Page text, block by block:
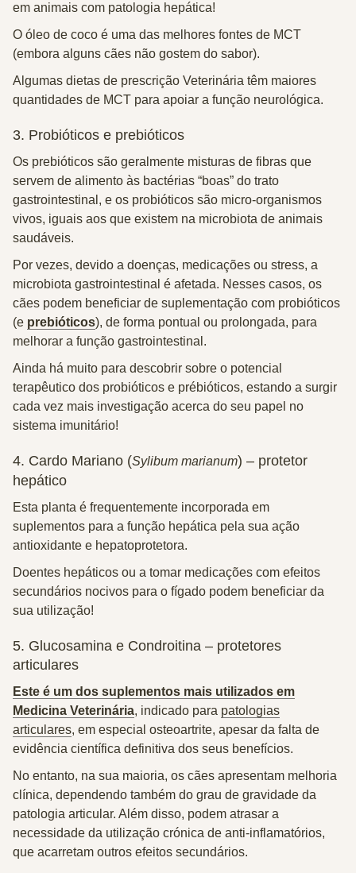
em animais com patologia hepática!
O óleo de coco é uma das melhores fontes de MCT
(embora alguns cães não gostem do sabor).
Algumas dietas de prescrição Veterinária têm maiores
quantidades de MCT para apoiar a função neurológica.
3. Probióticos e prebióticos
Os prebióticos são geralmente misturas de fibras que
servem de alimento às bactérias “boas” do trato
gastrointestinal, e os probióticos são micro-organismos
vivos, iguais aos que existem na microbiota de animais
saudáveis.
Por vezes, devido a doenças, medicações ou stress, a
microbiota gastrointestinal é afetada. Nesses casos, os
cães podem beneficiar de suplementação com probióticos
(e prebióticos), de forma pontual ou prolongada, para
melhorar a função gastrointestinal.
Ainda há muito para descobrir sobre o potencial
terapêutico dos probióticos e prébióticos, estando a surgir
cada vez mais investigação acerca do seu papel no
sistema imunitário!
4. Cardo Mariano (Sylibum marianum) – protetor
hepático
Esta planta é frequentemente incorporada em
suplementos para a função hepática pela sua ação
antioxidante e hepatoprotetora.
Doentes hepáticos ou a tomar medicações com efeitos
secundários nocivos para o fígado podem beneficiar da
sua utilização!
5. Glucosamina e Condroitina – protetores
articulares
Este é um dos suplementos mais utilizados em
Medicina Veterinária, indicado para patologias
articulares, em especial osteoartrite, apesar da falta de
evidência científica definitiva dos seus benefícios.
No entanto, na sua maioria, os cães apresentam melhoria
clínica, dependendo também do grau de gravidade da
patologia articular. Além disso, podem atrasar a
necessidade da utilização crónica de anti-inflamatórios,
que acarretam outros efeitos secundários.